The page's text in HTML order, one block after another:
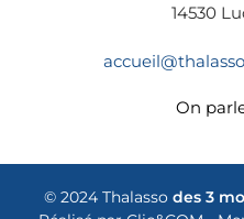
14530
On
© 2024 Thalasso des 3